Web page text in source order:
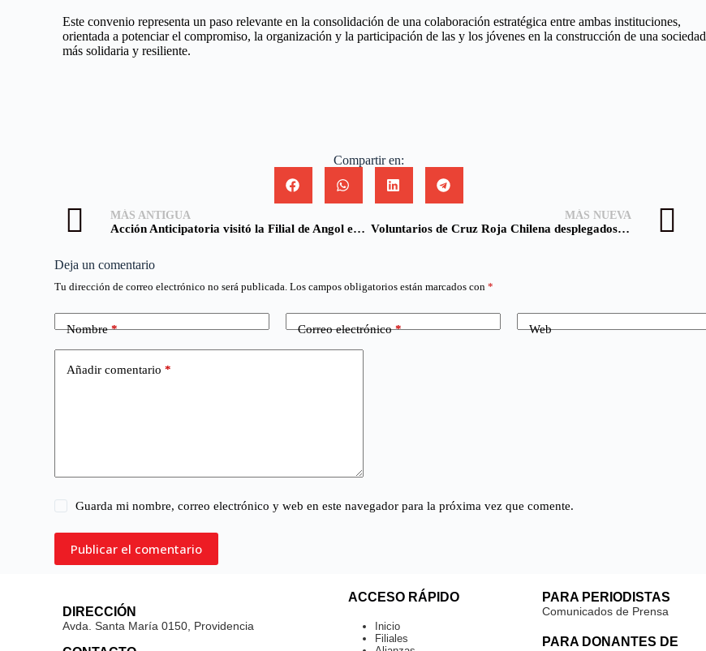
Este convenio representa un paso relevante en la consolidación de una colaboración estratégica entre ambas instituciones,
orientada a potenciar el compromiso, la organización y la participación de las y los jóvenes en la construcción de una sociedad
más solidaria y resiliente.
Compartir en:
MÁS ANTIGUA
Acción Anticipatoria visitó la Filial de Angol en el marco de los incendios forestales
MÁS NUEVA
Voluntarios de Cruz Roja Chilena desplegados en las zonas de emergencia humanitaria
Deja un comentario
Tu dirección de correo electrónico no será publicada. Los campos obligatorios están marcados con*
Nombre* Correo electrónico* Web
Añadir comentario *
Guarda mi nombre, correo electrónico y web en este navegador para la próxima vez que comente.
Publicar el comentario
DIRECCIÓN
Avda. Santa María 0150, Providencia
ACCESO RÁPIDO
Inicio
Filiales
PARA PERIODISTAS
Comunicados de Prensa
PARA DONANTES DE